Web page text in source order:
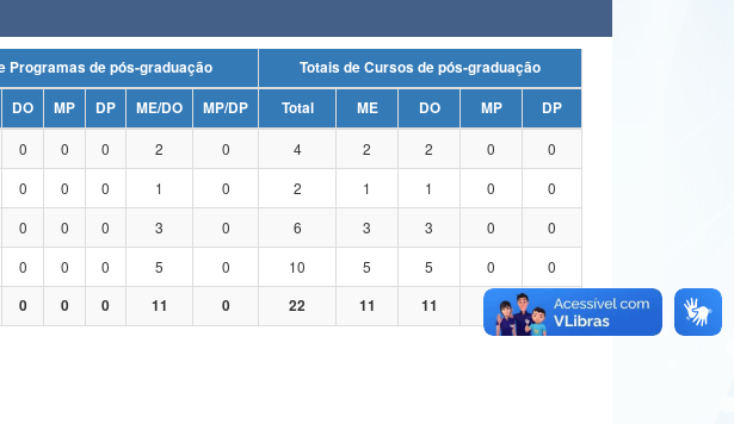
Total de Programas de pós-graduação
Totais de Cursos de pós-graduação
DO MP DP ME/DO MP/DP Total ME DO MP
DP
0 0 0 2 0 4 2 2 0
0
0 0 0 1 0 2 1 1 0
0
0 0 0 3 0 6 3 3 0
0
0 0 0 5 0 10 5 5 0
0
0 0 0 11 0 22 11 11 0